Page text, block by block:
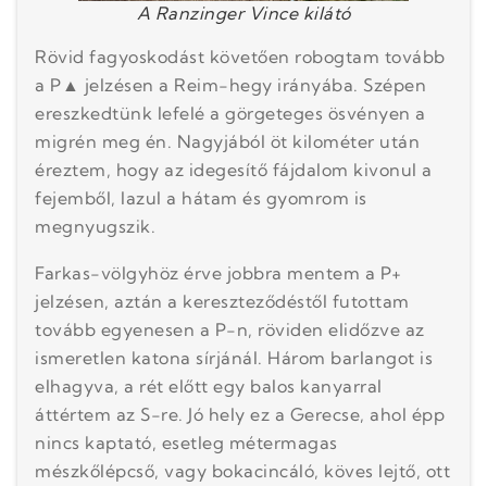
A Ranzinger Vince kilátó
Rövid fagyoskodást követően robogtam tovább
a P▲ jelzésen a Reim-hegy irányába. Szépen
ereszkedtünk lefelé a görgeteges ösvényen a
migrén meg én. Nagyjából öt kilométer után
éreztem, hogy az idegesítő fájdalom kivonul a
fejemből, lazul a hátam és gyomrom is
megnyugszik.
Farkas-völgyhöz érve jobbra mentem a P+
jelzésen, aztán a kereszteződéstől futottam
tovább egyenesen a P-n, röviden elidőzve az
ismeretlen katona sírjánál. Három barlangot is
elhagyva, a rét előtt egy balos kanyarral
áttértem az S-re. Jó hely ez a Gerecse, ahol épp
nincs kaptató, esetleg métermagas
mészkőlépcső, vagy bokacincáló, köves lejtő, ott